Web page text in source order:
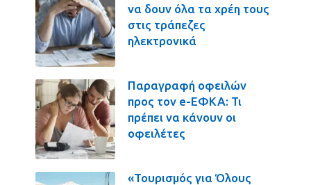
να δουν όλα τα χρέη τους
στις τράπεζες
ηλεκτρονικά
Παραγραφή οφειλών
προς τον e-ΕΦΚΑ: Τι
πρέπει να κάνουν οι
οφειλέτες
«Τουρισμός για Όλους